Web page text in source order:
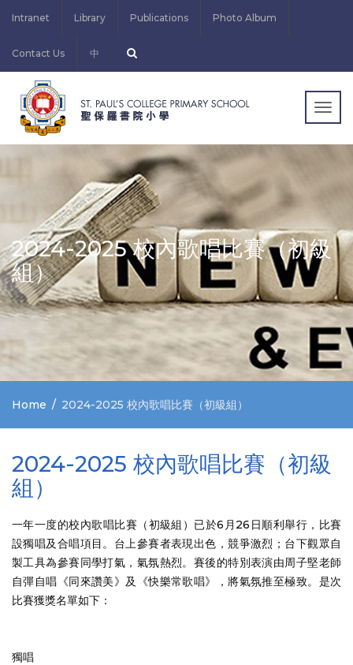
Intranet Library Publications Photo Album
Contact Us 中
2024-2025 校內歌唱比賽（初級
組）
Home 2024-2025 校內歌唱比賽（初級組）
2024-2025 校內歌唱比賽（初級
組）
一年一度的校內歌唱比賽（初級組）已於6月26日順利舉行，比賽
設獨唱及合唱項目。台上參賽者表現出色，競爭激烈；台下觀眾自
製工具為參賽同學打氣，氣氛熱烈。賽後的特別表演由周子堅老師
自彈自唱《同來讚美》及《快樂常歌唱》，將氣氛推至極致。是次
比賽獲獎名單如下：
獨唱